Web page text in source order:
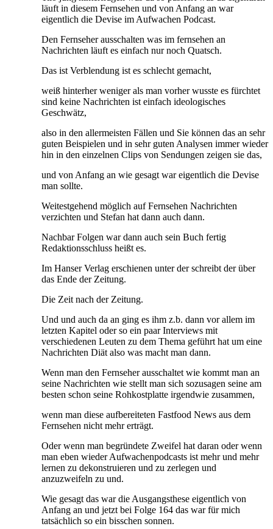
läuft in diesem Fernsehen und von Anfang an war
eigentlich die Devise im Aufwachen Podcast.
Den Fernseher ausschalten was im fernsehen an
Nachrichten läuft es einfach nur noch Quatsch.
Das ist Verblendung ist es schlecht gemacht,
weiß hinterher weniger als man vorher wusste es fürchtet
sind keine Nachrichten ist einfach ideologisches
Geschwätz,
also in den allermeisten Fällen und Sie können das an sehr
guten Beispielen und in sehr guten Analysen immer wieder
hin in den einzelnen Clips von Sendungen zeigen sie das,
und von Anfang an wie gesagt war eigentlich die Devise
man sollte.
Weitestgehend möglich auf Fernsehen Nachrichten
verzichten und Stefan hat dann auch dann.
Nachbar Folgen war dann auch sein Buch fertig
Redaktionsschluss heißt es.
Im Hanser Verlag erschienen unter der schreibt der über
das Ende der Zeitung.
Die Zeit nach der Zeitung.
Und und auch da an ging es ihm z.b. dann vor allem im
letzten Kapitel oder so ein paar Interviews mit
verschiedenen Leuten zu dem Thema geführt hat um eine
Nachrichten Diät also was macht man dann.
Wenn man den Fernseher ausschaltet wie kommt man an
seine Nachrichten wie stellt man sich sozusagen seine am
besten schon seine Rohkostplatte irgendwie zusammen,
wenn man diese aufbereiteten Fastfood News aus dem
Fernsehen nicht mehr erträgt.
Oder wenn man begründete Zweifel hat daran oder wenn
man eben wieder Aufwachenpodcasts ist mehr und mehr
lernen zu dekonstruieren und zu zerlegen und
anzuzweifeln zu und.
Wie gesagt das war die Ausgangsthese eigentlich von
Anfang an und jetzt bei Folge 164 das war für mich
tatsächlich so ein bisschen sonnen.